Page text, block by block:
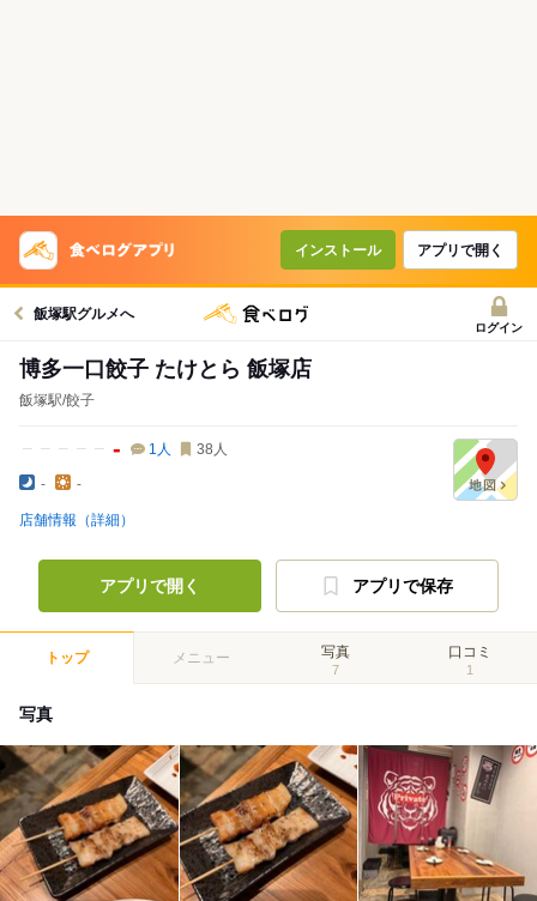
インストール アプリで開く
飯塚駅グルメへ
ログイン
博多一口餃子 たけとら 飯塚店
飯塚駅/餃子
- 1 人 38 人
- -
店舗情報（詳細）
アプリで開く アプリで保存
トップ メニュー 写真
7
口コミ
1
写真